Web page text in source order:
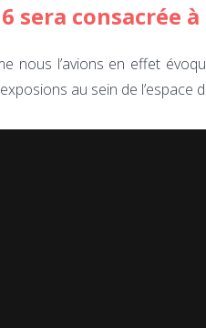
sera consacrée
nous l’avions en effet
au sein de l’espace